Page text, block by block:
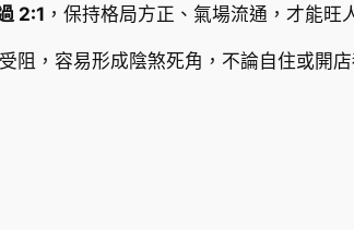
2:1 ，保持格局方正、氣場流通，才能旺
阻，容易形成陰煞死角，不論自住或開